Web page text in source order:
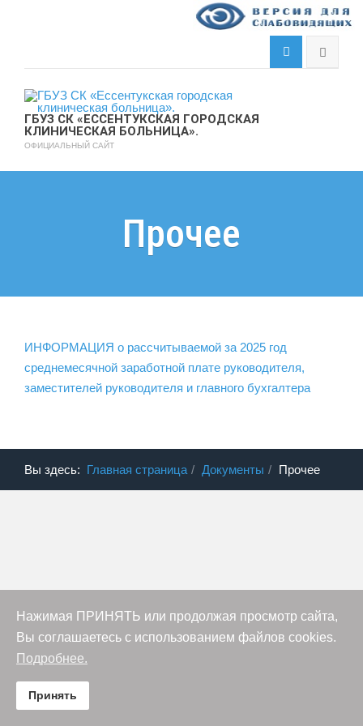
ГБУЗ СК «ЕССЕНТУКСКАЯ ГОРОДСКАЯ
КЛИНИЧЕСКАЯ БОЛЬНИЦА».
ОФИЦИАЛЬНЫЙ САЙТ
Прочее
ИНФОРМАЦИЯ о рассчитываемой за 2025 год
среднемесячной заработной плате руководителя,
заместителей руководителя и главного бухгалтера
Вы здесь: Главная страница Документы Прочее
Нажимая ПРИНЯТЬ или продолжая просмотр сайта,
Вы соглашаетесь с использованием файлов cookies.
Подробнее.
Принять